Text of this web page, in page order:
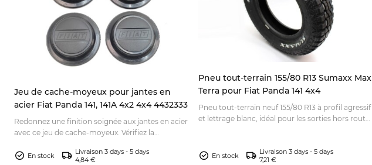
Jeu de cache-moyeux pour jantes en
acier Fiat Panda 141, 141A 4x2 4x4 4432333
Redonnez une finition soignée aux jantes en acier
avec ce jeu de cache-moyeux. Vérifiez la
commande.
En stock
Livraison 3 days - 5 days
4,84 €
Pneu tout-terrain 155/80 R13 Sumaxx Max
Terra pour Fiat Panda 141 4x4
Pneu tout-terrain neuf 155/80 R13 à profil agressif
et lettrage blanc, idéal pour les sorties hors route
En stock
Livraison 3 days - 5 days
7,21 €